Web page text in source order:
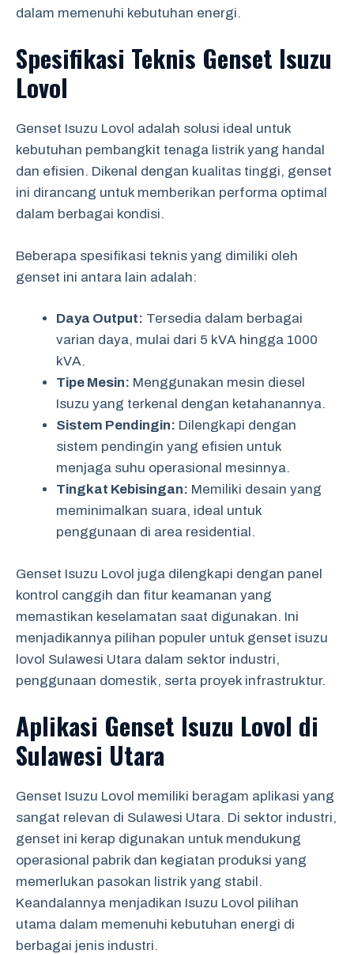
dalam memenuhi kebutuhan energi.
Spesifikasi Teknis Genset Isuzu
Lovol
Genset Isuzu Lovol adalah solusi ideal untuk
kebutuhan pembangkit tenaga listrik yang handal
dan efisien. Dikenal dengan kualitas tinggi, genset
ini dirancang untuk memberikan performa optimal
dalam berbagai kondisi.
Beberapa spesifikasi teknis yang dimiliki oleh
genset ini antara lain adalah:
Daya Output: Tersedia dalam berbagai
varian daya, mulai dari 5 kVA hingga 1000
kVA.
Tipe Mesin: Menggunakan mesin diesel
Isuzu yang terkenal dengan ketahanannya.
Sistem Pendingin: Dilengkapi dengan
sistem pendingin yang efisien untuk
menjaga suhu operasional mesinnya.
Tingkat Kebisingan: Memiliki desain yang
meminimalkan suara, ideal untuk
penggunaan di area residential.
Genset Isuzu Lovol juga dilengkapi dengan panel
kontrol canggih dan fitur keamanan yang
memastikan keselamatan saat digunakan. Ini
menjadikannya pilihan populer untuk genset isuzu
lovol Sulawesi Utara dalam sektor industri,
penggunaan domestik, serta proyek infrastruktur.
Aplikasi Genset Isuzu Lovol di
Sulawesi Utara
Genset Isuzu Lovol memiliki beragam aplikasi yang
sangat relevan di Sulawesi Utara. Di sektor industri,
genset ini kerap digunakan untuk mendukung
operasional pabrik dan kegiatan produksi yang
memerlukan pasokan listrik yang stabil.
Keandalannya menjadikan Isuzu Lovol pilihan
utama dalam memenuhi kebutuhan energi di
berbagai jenis industri.